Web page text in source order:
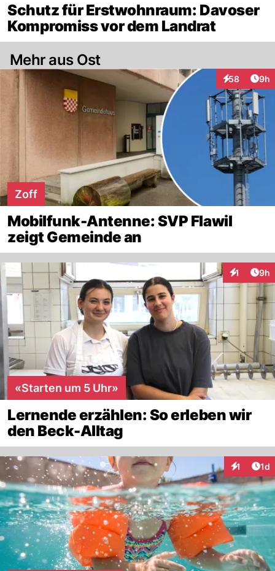
Schutz für Erstwohnraum: Davoser
Kompromiss vor dem Landrat
Mehr aus Ost
58
Interaktionen
9h
Zoff
Mobilfunk-Antenne: SVP Flawil
zeigt Gemeinde an
1 9h
«Starten um 5 Uhr»
Lernende erzählen: So erleben wir
den Beck-Alltag
1 1d